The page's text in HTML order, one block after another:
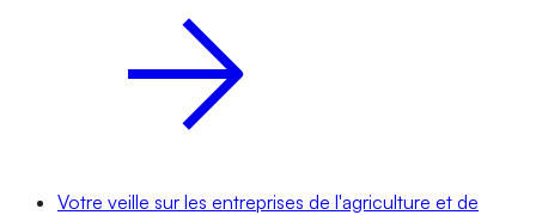
Votre veille sur les entreprises de l'agriculture et de